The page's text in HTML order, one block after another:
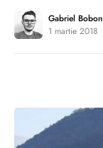
Gabriel Bobon
1 martie 2018